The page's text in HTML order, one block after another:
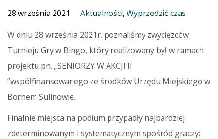
28 września 2021 Aktualności, Wyprzedzić czas
W dniu 28 września 2021r. poznaliśmy zwycięzców
Turnieju Gry w Bingo, który realizowany był w ramach
projektu pn. „SENIORZY W AKCJI II
”współfinansowanego ze środków Urzędu Miejskiego w
Bornem Sulinowie.
Finalnie miejsca na podium przypadły najbardziej
zdeterminowanym i systematycznym spośród graczy: